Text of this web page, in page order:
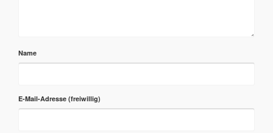
Name
E-Mail-Adresse